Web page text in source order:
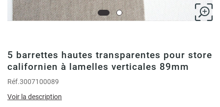
5 barrettes hautes transparentes pour store
californien à lamelles verticales 89mm
Réf.3007100089
Voir la description